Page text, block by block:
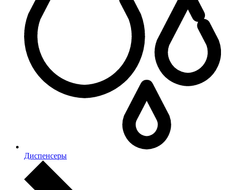
Диспенсеры